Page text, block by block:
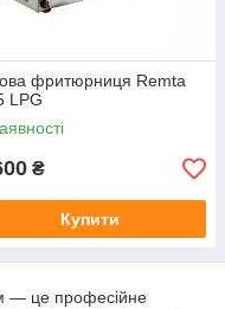
фритюрниця Remta
LPG
₴
Купити
— це професійне